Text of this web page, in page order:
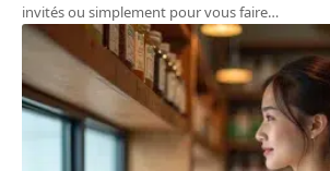
invités ou simplement pour vous faire…